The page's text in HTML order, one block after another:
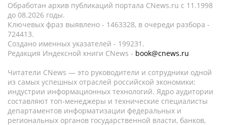
Обработан архив публикаций портала CNews.ru c 11.1998
до 08.2026 годы.
Ключевых фраз выявлено - 1463328, в очереди разбора -
724413.
Создано именных указателей - 199231.
Редакция Индексной книги CNews - book@cnews.ru
Читатели CNews — это руководители и сотрудники одной
из самых успешных отраслей российской экономики:
индустрии информационных технологий. Ядро аудитории
составляют топ-менеджеры и технические специалисты
департаментов информатизации федеральных и
региональных органов государственной власти, банков,